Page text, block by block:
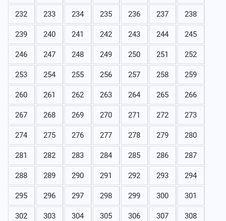
232 233 234 235 236 237 238
239 240 241 242 243 244 245
246 247 248 249 250 251 252
253 254 255 256 257 258 259
260 261 262 263 264 265 266
267 268 269 270 271 272 273
274 275 276 277 278 279 280
281 282 283 284 285 286 287
288 289 290 291 292 293 294
295 296 297 298 299 300 301
302 303 304 305 306 307 308